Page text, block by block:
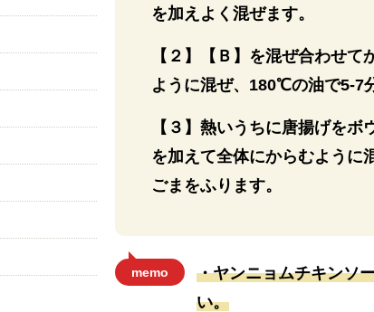
を加えよく混ぜます。
【２】【Ｂ】を混ぜ合わせ
ように混ぜ、180℃の油で5-7
【３】熱いうちに唐揚げを
を加えて全体にからむように
ごまをふります。
memo
・ヤンニョムチキンソ
い。